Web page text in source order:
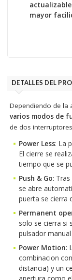
mayor
DETALLES DEL
Dependiendo de la
varios modos de
de dos
Power Less: La
El cierre se
tiempo que se
Push & Go:
se abre
puerta se cierra
Permanent
solo se cierra si
pulsador
Power Motion:
combinacion
distancia) y un